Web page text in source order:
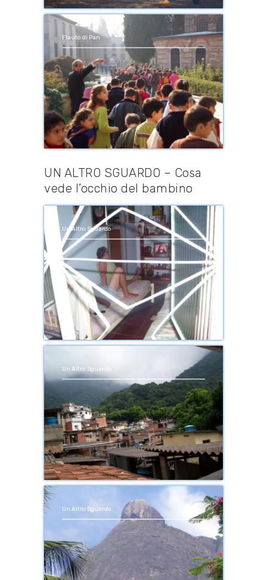
Flauto di Pan
UN ALTRO SGUARDO – Cosa
vede l’occhio del bambino
Un Altro Sguardo
Un Altro Sguardo
Un Altro Sguardo